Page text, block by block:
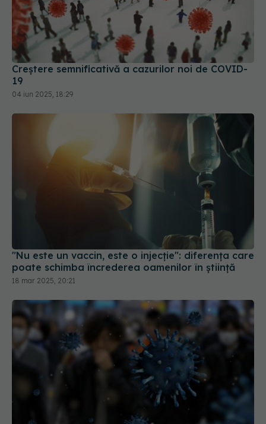
Creștere semnificativă a cazurilor noi de COVID-
19
04 iun 2025, 18:29
"Nu este un vaccin, este o injecție": diferența care
poate schimba încrederea oamenilor în știință
Creștere îngrijorătoare a cazurilor COVID-19 în
25 aug 2025, 22:31